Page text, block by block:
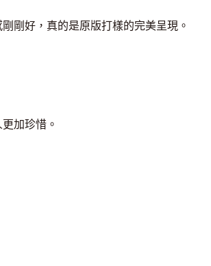
剛好，真的是原版打樣的完美呈現。
加珍惜。